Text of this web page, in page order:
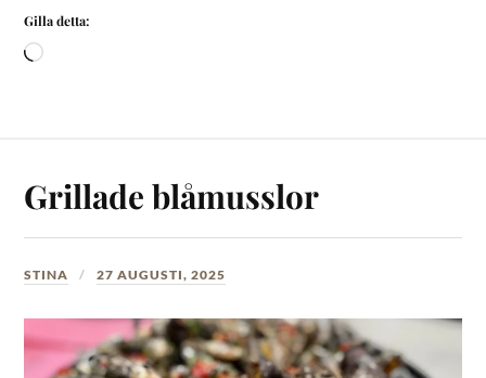
Gilla detta:
Grillade blåmusslor
STINA 27 AUGUSTI, 2025